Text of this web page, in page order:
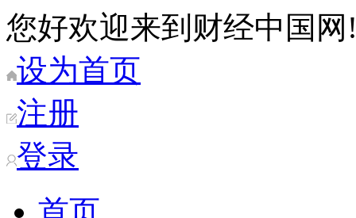
您好欢迎来到财经中国网
设为首页
注册
登录